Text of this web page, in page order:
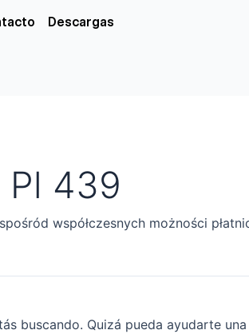
Descargas
Pl 439
współczesnych możności
buscando. Quizá pueda ayudarte